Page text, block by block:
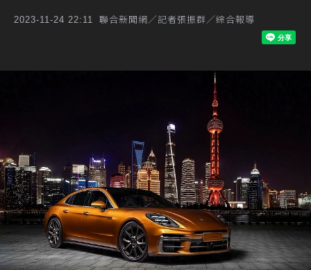
2023-11-24 22:11 聯合新聞網／記者張振群／綜合報導